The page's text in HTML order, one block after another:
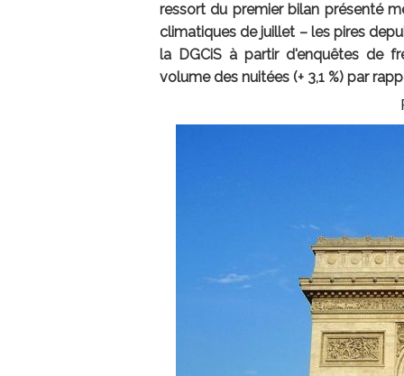
ressort du premier bilan présenté
climatiques de juillet – les pires
la DGCiS à partir d'enquêtes de
volume des nuitées (+ 3,1 %) par